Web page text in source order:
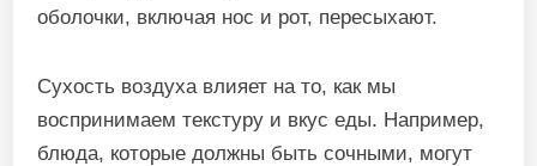
оболочки, включая нос и рот, пересыхают.
Сухость воздуха влияет на то, как мы
воспринимаем текстуру и вкус еды. Например,
блюда, которые должны быть сочными, могут